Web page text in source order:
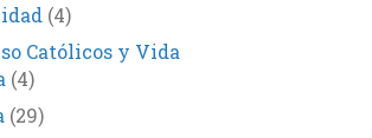
(4)
Católicos y Vida
(4)
(29)